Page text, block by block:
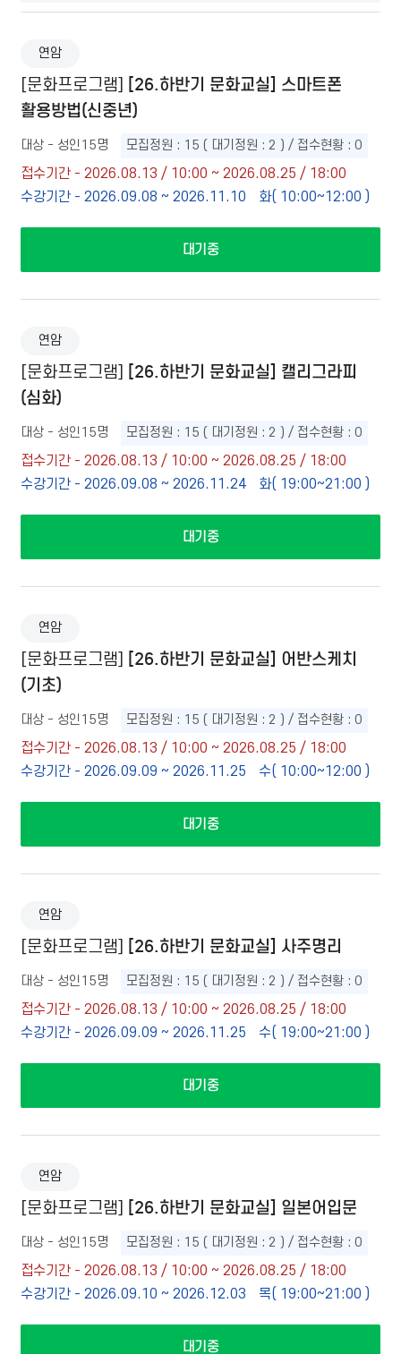
연암
[문화프로그램]
[26.하반기 문화교실] 스마트폰
활용방법(신중년)
대상 - 성인15명 모집정원 : 15 ( 대기정원 : 2 ) / 접수현황 : 0
접수기간 - 2026.08.13 / 10:00 ~ 2026.08.25 / 18:00
수강기간 - 2026.09.08 ~ 2026.11.10
화( 10:00~12:00 )
대기중
연암
[문화프로그램]
[26.하반기 문화교실] 캘리그라피
(심화)
대상 - 성인15명 모집정원 : 15 ( 대기정원 : 2 ) / 접수현황 : 0
접수기간 - 2026.08.13 / 10:00 ~ 2026.08.25 / 18:00
수강기간 - 2026.09.08 ~ 2026.11.24
화( 19:00~21:00 )
대기중
연암
[문화프로그램]
[26.하반기 문화교실] 어반스케치
(기초)
대상 - 성인15명 모집정원 : 15 ( 대기정원 : 2 ) / 접수현황 : 0
접수기간 - 2026.08.13 / 10:00 ~ 2026.08.25 / 18:00
수강기간 - 2026.09.09 ~ 2026.11.25
수( 10:00~12:00 )
대기중
연암
[문화프로그램] [26.하반기 문화교실] 사주명리
대상 - 성인15명 모집정원 : 15 ( 대기정원 : 2 ) / 접수현황 : 0
접수기간 - 2026.08.13 / 10:00 ~ 2026.08.25 / 18:00
수강기간 - 2026.09.09 ~ 2026.11.25
수( 19:00~21:00 )
대기중
연암
[문화프로그램] [26.하반기 문화교실] 일본어입문
대상 - 성인15명 모집정원 : 15 ( 대기정원 : 2 ) / 접수현황 : 0
접수기간 - 2026.08.13 / 10:00 ~ 2026.08.25 / 18:00
수강기간 - 2026.09.10 ~ 2026.12.03
목( 19:00~21:00 )
대기중